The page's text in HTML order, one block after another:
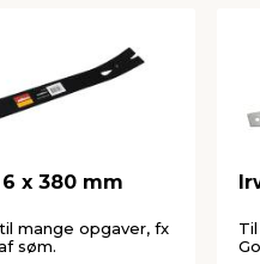
x 380 mm
mange opgaver, fx
søm.